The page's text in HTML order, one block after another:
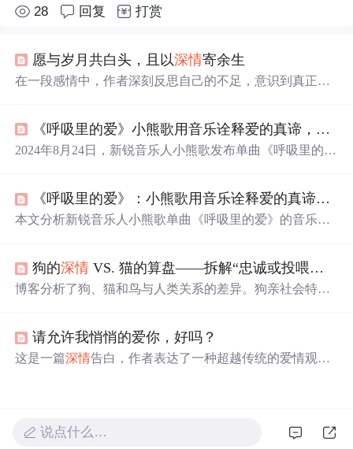
28 回复 打赏
愿与岁月共白头，且以深情寄余生
在一段感情中，作者深刻反思自己的不足，意识到真正的
的人。
《呼吸里的爱》小熊歌用音乐诠释爱的真谛，在平凡中感受
2024年8月24日，新锐音乐人小熊歌发布单曲《呼吸里的
暖力量，引发关于爱情、成长和救赎的思考，带来共鸣与
力量。
《呼吸里的爱》：小熊歌用音乐诠释爱的真谛，在平凡中感受
本文分析新锐音乐人小熊歌单曲《呼吸里的爱》的音乐构
计，探讨旋律结构、歌词叙事逻辑与声音表现力如何共同
构建内敛深情 的听觉体验。
狗的深情 VS. 猫的算盘——拆解“忠诚或投喂机”背后的人宠密码
博客分析了狗、猫和鸟与人类关系的差异。狗亲社会特征
给出让关系越过“投喂机”的实用指南，强调爱与算计不矛
盾。
请允许我悄悄的爱你，好吗？
这是一篇深情告白，作者表达了一种超越传统的爱情观
说点什么…